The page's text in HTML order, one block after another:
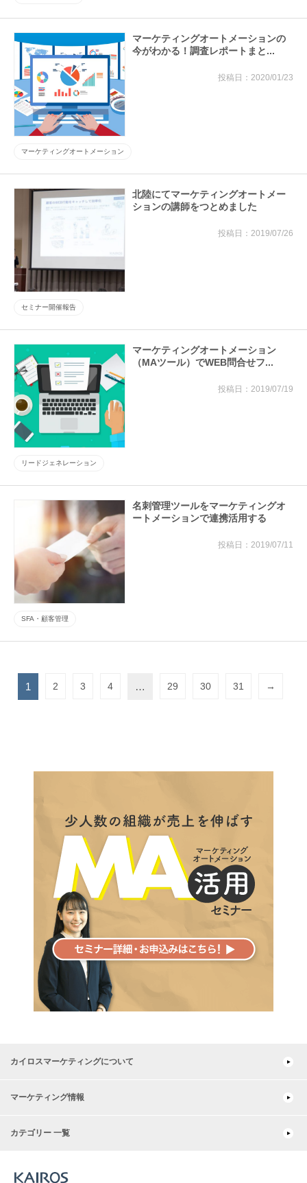
マーケティングオートメーションの
今がわかる！調査レポートまと...
2020/01/23
マーケティングオートメーション
北陸にてマーケティングオートメー
ションの講師をつとめました
2019/07/26
セミナー開催報告
マーケティングオートメーション
（MAツール）でWEB問合せフ...
2019/07/19
リードジェネレーション
名刺管理ツールをマーケティングオ
ートメーションで連携活用する
2019/07/11
SFA・顧客管理
1 2 3 4 … 29 30 31 →
カイロスマーケティングについて
マーケティング情報
カテゴリー 一覧